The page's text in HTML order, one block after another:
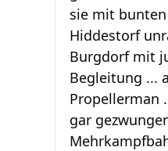
sie mit bunten
Hiddestorf
Burgdorf mit
Begleitung ...
Propellerman
gar